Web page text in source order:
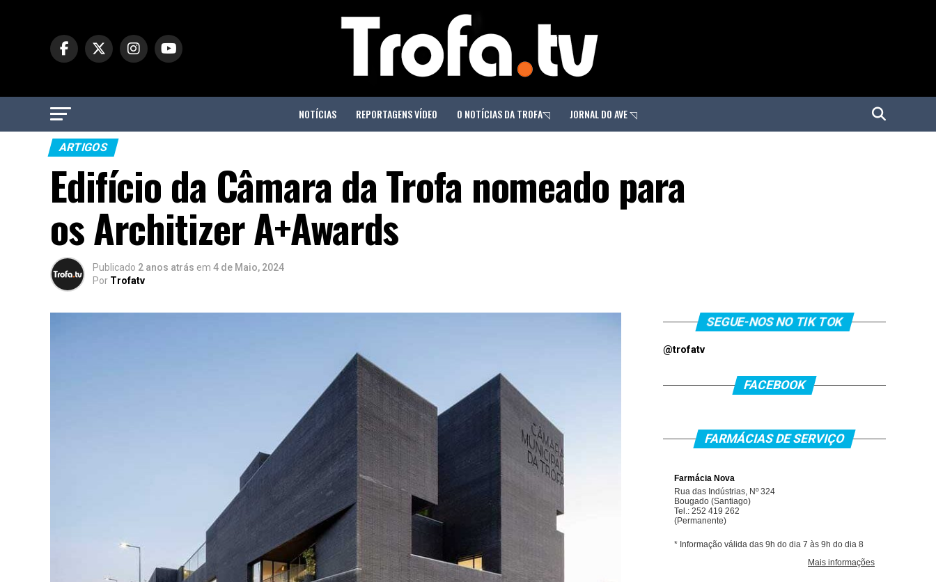
NOTÍCIAS REPORTAGENS VÍDEO O NOTÍCIAS DA TROFA◹ JORNAL DO AVE ◹
ARTIGOS
Edifício da Câmara da Trofa nomeado para
os Architizer A+Awards
Publicado 2 anos atrás em 4 de Maio, 2024
Por Trofatv
SEGUE-NOS NO TIK TOK
@trofatv
FACEBOOK
FARMÁCIAS DE SERVIÇO